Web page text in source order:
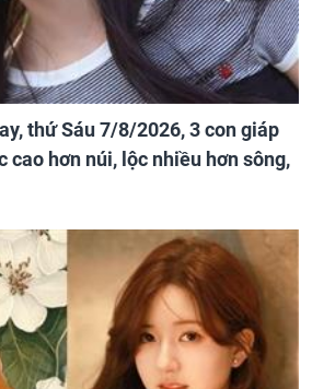
thứ Sáu 7/8/2026, 3 con giáp
cao hơn núi, lộc nhiều hơn sông,